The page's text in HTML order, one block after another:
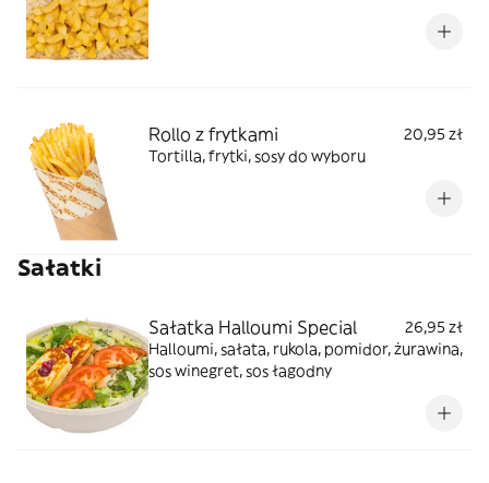
Rollo z frytkami
20,95 zł
Tortilla, frytki, sosy do wyboru
Sałatki
Sałatka Halloumi Special
26,95 zł
Halloumi, sałata, rukola, pomidor, żurawina,
sos winegret, sos łagodny